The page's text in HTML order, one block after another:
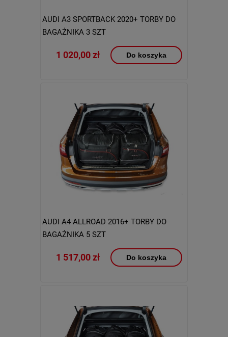
AUDI A3 SPORTBACK 2020+ TORBY DO
BAGAŻNIKA 3 SZT
1 020,00 zł Do koszyka
AUDI A4 ALLROAD 2016+ TORBY DO
BAGAŻNIKA 5 SZT
1 517,00 zł Do koszyka